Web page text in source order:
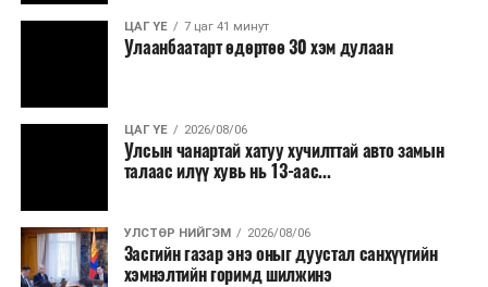
ЦАГ ҮЕ 7 цаг 41 минут
Улаанбаатарт өдөртөө 30 хэм дулаан
ЦАГ ҮЕ 2026/08/06
Улсын чанартай хатуу хучилттай авто замын
талаас илүү хувь нь 13-аас...
УЛСТӨР НИЙГЭМ 2026/08/06
Засгийн газар энэ оныг дуустал санхүүгийн
хэмнэлтийн горимд шилжинэ